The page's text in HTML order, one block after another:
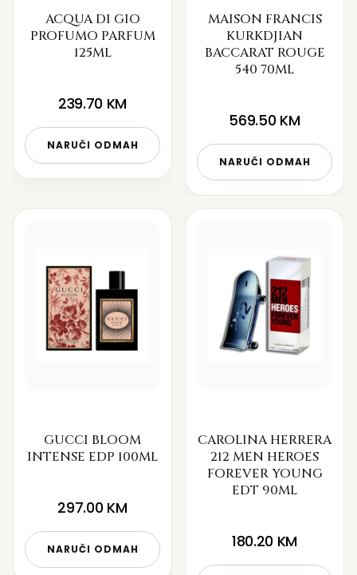
ACQUA DI GIO
PROFUMO PARFUM
125ML
239.70 KM
NARUČI ODMAH
MAISON FRANCIS
KURKDJIAN
BACCARAT ROUGE
540 70ML
569.50 KM
NARUČI ODMAH
GUCCI BLOOM
INTENSE EDP 100ML
297.00 KM
NARUČI ODMAH
CAROLINA HERRERA
212 MEN HEROES
FOREVER YOUNG
EDT 90ML
180.20 KM